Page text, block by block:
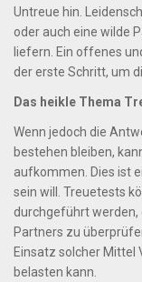
Untreue hin.
oder auch eine wilde
liefern. Ein offenes
der erste Schritt, um
Das heikle Thema
Wenn jedoch die
bestehen bleiben,
aufkommen. Dies ist
sein will. Treuetests
durchgeführt werden,
Partners zu
Einsatz solcher Mittel
belasten kann.